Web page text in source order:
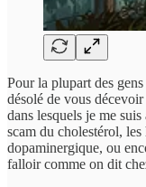
Pour la plupart des
désolé de vous
dans lesquels je me
scam du cholestérol,
dopaminergique, ou
falloir comme on dit